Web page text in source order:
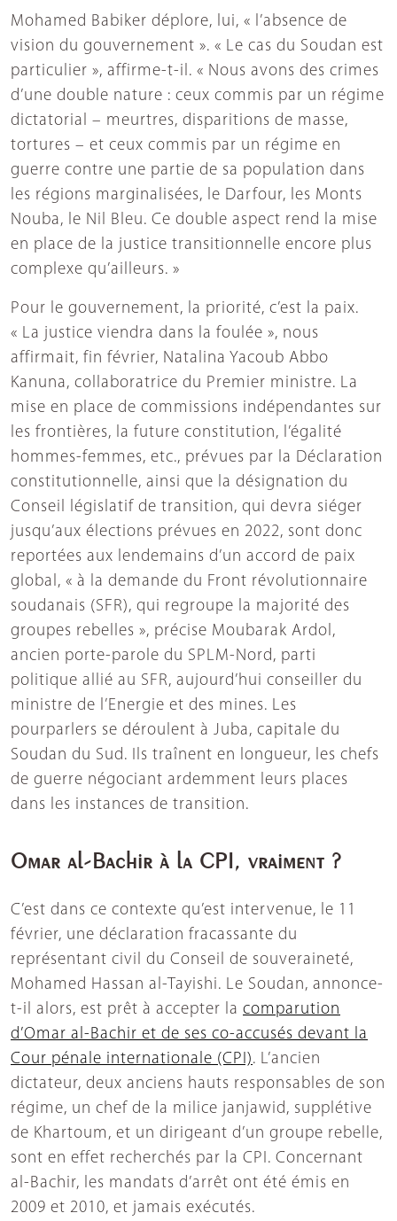
Mohamed Babiker déplore, lui, « l’absence de
vision du gouvernement ». « Le cas du Soudan est
particulier », affirme-t-il. « Nous avons des crimes
d’une double nature : ceux commis par un régime
dictatorial – meurtres, disparitions de masse,
tortures – et ceux commis par un régime en
guerre contre une partie de sa population dans
les régions marginalisées, le Darfour, les Monts
Nouba, le Nil Bleu. Ce double aspect rend la mise
en place de la justice transitionnelle encore plus
complexe qu’ailleurs. »
Pour le gouvernement, la priorité, c’est la paix.
« La justice viendra dans la foulée », nous
affirmait, fin février, Natalina Yacoub Abbo
Kanuna, collaboratrice du Premier ministre. La
mise en place de commissions indépendantes sur
les frontières, la future constitution, l’égalité
hommes-femmes, etc., prévues par la Déclaration
constitutionnelle, ainsi que la désignation du
Conseil législatif de transition, qui devra siéger
jusqu’aux élections prévues en 2022, sont donc
reportées aux lendemains d’un accord de paix
global, « à la demande du Front révolutionnaire
soudanais (SFR), qui regroupe la majorité des
groupes rebelles », précise Moubarak Ardol,
ancien porte-parole du SPLM-Nord, parti
politique allié au SFR, aujourd’hui conseiller du
ministre de l’Energie et des mines. Les
pourparlers se déroulent à Juba, capitale du
Soudan du Sud. Ils traînent en longueur, les chefs
de guerre négociant ardemment leurs places
dans les instances de transition.
Omar al-Bachir à la CPI, vraiment ?
C’est dans ce contexte qu’est intervenue, le 11
février, une déclaration fracassante du
représentant civil du Conseil de souveraineté,
Mohamed Hassan al-Tayishi. Le Soudan, annonce-
t-il alors, est prêt à accepter la comparution
d’Omar al-Bachir et de ses co-accusés devant la
Cour pénale internationale (CPI). L’ancien
dictateur, deux anciens hauts responsables de son
régime, un chef de la milice janjawid, supplétive
de Khartoum, et un dirigeant d’un groupe rebelle,
sont en effet recherchés par la CPI. Concernant
al-Bachir, les mandats d’arrêt ont été émis en
2009 et 2010, et jamais exécutés.